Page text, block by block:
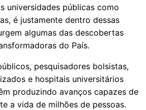
universidades públicas como
é justamente dentro dessas
algumas das descobertas
do País.
pesquisadores bolsistas,
e hospitais universitários
produzindo avanços capazes de
a vida de milhões de pessoas.